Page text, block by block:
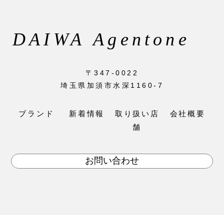
〒347-0022
埼玉県加須市水深1160-7
ブランド 新着情報
取り扱い店
舗
会社概要
お問い合わせ